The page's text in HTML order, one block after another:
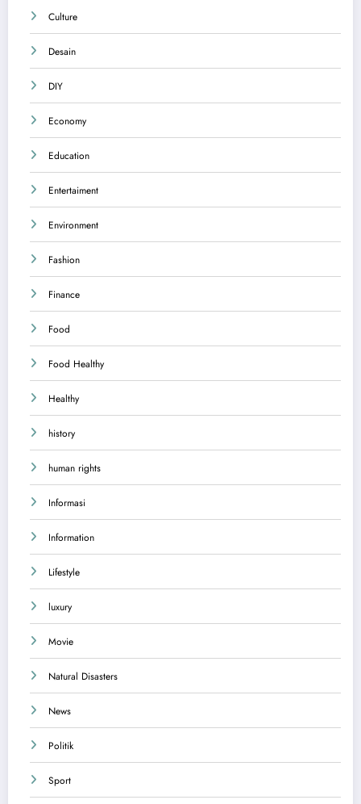
Culture
Desain
DIY
Economy
Education
Entertaiment
Environment
Fashion
Finance
Food
Food Healthy
Healthy
history
human rights
Informasi
Information
Lifestyle
luxury
Movie
Natural Disasters
News
Politik
Sport